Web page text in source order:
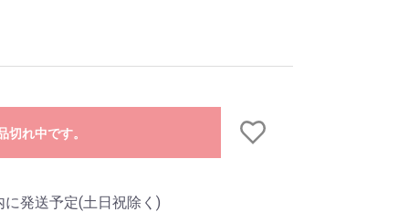
切れ中です。
発送予定(土日祝除く)